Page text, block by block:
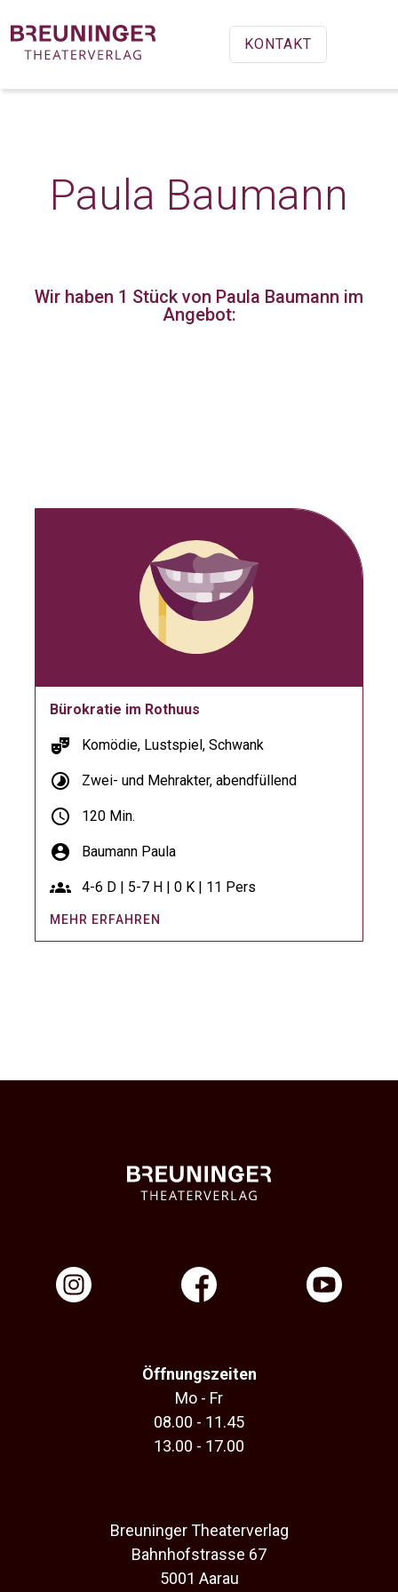
KONTAKT
Paula Baumann
Wir haben 1 Stück von Paula Baumann im
Angebot:
Bürokratie im Rothuus
theater_comedy Komödie, Lustspiel, Schwank
timelapse Zwei- und Mehrakter, abendfüllend
schedule 120 Min.
account_circle Baumann Paula
groups 4-6 D | 5-7 H | 0 K | 11 Pers
MEHR ERFAHREN
Öffnungszeiten
Mo - Fr
08.00 - 11.45
13.00 - 17.00
Breuninger Theaterverlag
Bahnhofstrasse 67
5001 Aarau